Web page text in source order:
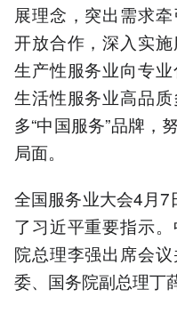
展理念，突出需求牵
开放合作，深入实
生产性服务业向专
生活性服务业高品
多“中国服务”品牌，
局面。
全国服务业大会4月
了习近平重要指示
院总理李强出席会
委、国务院副总理丁